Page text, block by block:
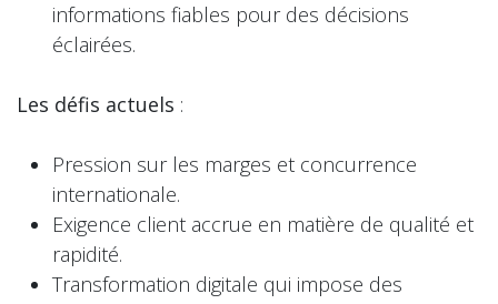
informations fiables pour des décisions
éclairées.
Les défis actuels :
Pression sur les marges et concurrence
internationale.
Exigence client accrue en matière de qualité et
rapidité.
Transformation digitale qui impose des